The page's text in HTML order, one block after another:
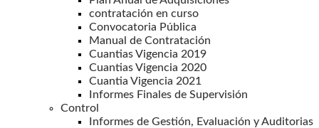
contratación en curso
Convocatoria Pública
Manual de Contratación
Cuantias Vigencia 2019
Cuantias Vigencia 2020
Cuantia Vigencia 2021
Informes Finales de Supervisión
Control
Informes de Gestión, Evaluación y Auditorias